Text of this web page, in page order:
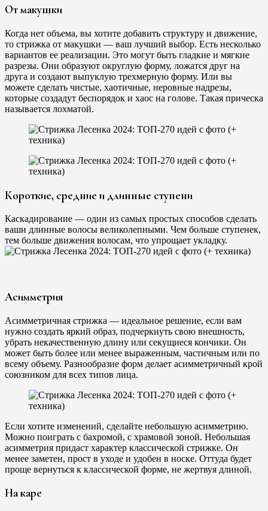
От макушки
Когда нет объема, вы хотите добавить структуру и движение,
то стрижка от макушки — ваш лучший выбор. Есть несколько
вариантов ее реализации. Это могут быть гладкие и мягкие
разрезы. Они образуют округлую форму, ложатся друг на
друга и создают выпуклую трехмерную форму. Или вы
можете сделать чистые, хаотичные, неровные надрезы,
которые создадут беспорядок и хаос на голове. Такая прическа
называется лохматой.
Короткие, средние и длинные ступени
Каскадирование — один из самых простых способов сделать
ваши длинные волосы великолепными. Чем больше ступенек,
тем больше движения волосам, что упрощает укладку.
Асимметрия
Асимметричная стрижка — идеальное решение, если вам
нужно создать яркий образ, подчеркнуть свою внешность,
убрать некачественную длину или секущиеся кончики. Он
может быть более или менее выраженным, частичным или по
всему объему. Разнообразие форм делает асимметричный крой
союзником для всех типов лица.
Если хотите изменений, сделайте небольшую асимметрию.
Можно поиграть с бахромой, с храмовой зоной. Небольшая
асимметрия придаст характер классической стрижке. Он
менее заметен, прост в уходе и удобен в носке. Оттуда будет
проще вернуться к классической форме, не жертвуя длиной.
На каре